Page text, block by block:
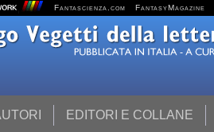
Fantascienza.com FantasyMagazine
EDITORI E COLLANE